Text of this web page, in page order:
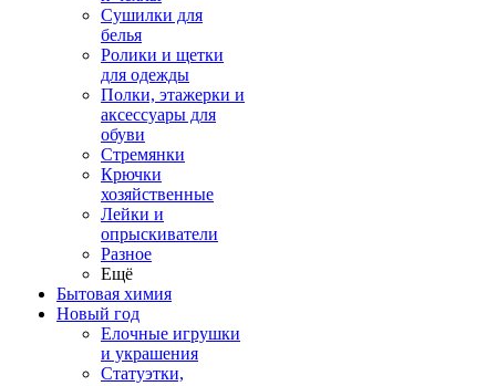
Сушилки для
белья
Ролики и щетки
для одежды
Полки, этажерки и
аксессуары для
обуви
Стремянки
Крючки
хозяйственные
Лейки и
опрыскиватели
Разное
Ещё
Бытовая химия
Новый год
Елочные игрушки
и украшения
Статуэтки,